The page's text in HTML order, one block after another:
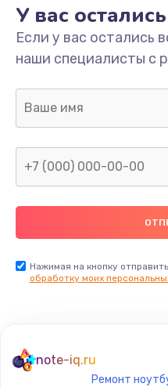
У вас
Если у вас остались
наши специалисты с
Нажимая на кнопку
обработку моих
note-iq.ru
Ремонт